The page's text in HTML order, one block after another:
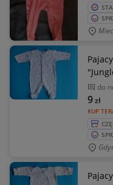
do
KUP
9zł